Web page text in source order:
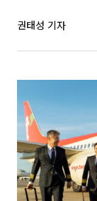
권태성 기자